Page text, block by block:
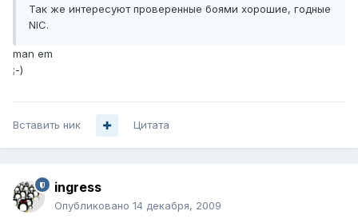
Так же интересуют проверенные боями хорошие, годные
NIC.
man em
;-)
Вставить ник Цитата
ingress
Опубликовано 14 декабря, 2009